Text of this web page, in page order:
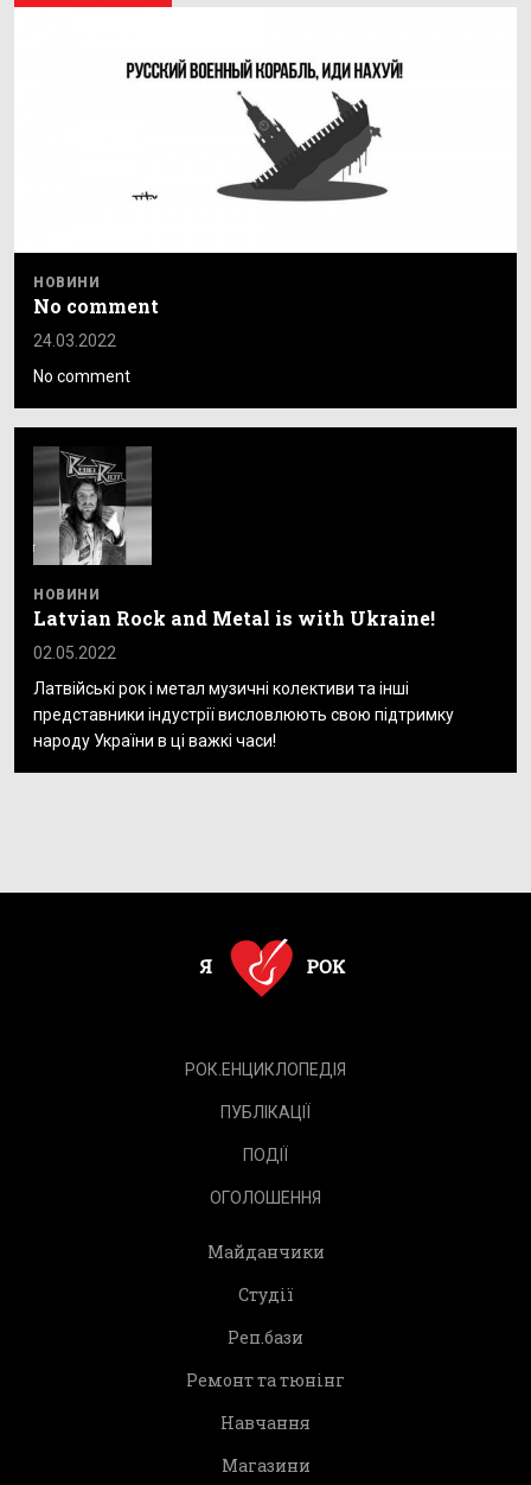
НОВИНИ
No comment
24.03.2022
No comment
НОВИНИ
Latvian Rock and Metal is with Ukraine!
02.05.2022
Латвійські рок і метал музичні колективи та інші
представники індустрії висловлюють свою підтримку
народу України в ці важкі часи!
РОК.ЕНЦИКЛОПЕДІЯ
ПУБЛІКАЦІЇ
ПОДІЇ
ОГОЛОШЕННЯ
Майданчики
Студії
Реп.бази
Ремонт та тюнінг
Навчання
Магазини